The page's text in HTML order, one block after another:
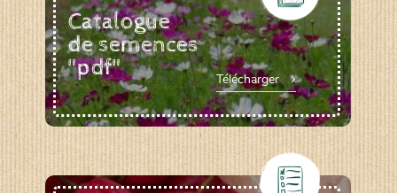
Catalogue
de semences
"pdf"
Télécharger